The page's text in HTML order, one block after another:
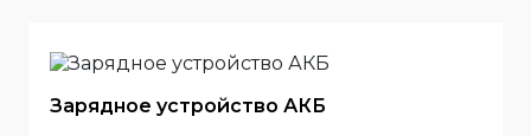
Зарядное устройство АКБ